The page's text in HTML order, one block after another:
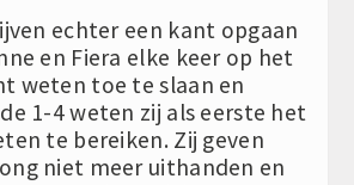
echter een kant opgaan
en Fiera elke keer op het
weten toe te slaan en
1-4 weten zij als eerste het
te bereiken. Zij geven
niet meer uithanden en